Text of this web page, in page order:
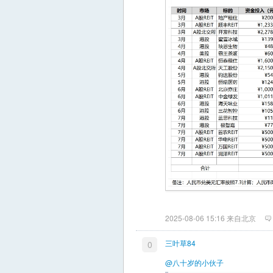
2025-08-06 15:16 来自北京
0
三叶草84
@八十岁的小伙子